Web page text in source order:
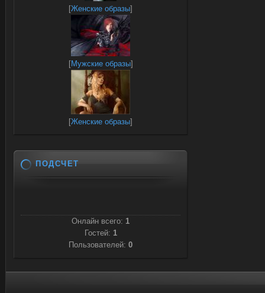
[Женские образы]
[Мужские образы]
[Женские образы]
ПОДСЧЕТ
Онлайн всего: 1
Гостей: 1
Пользователей: 0